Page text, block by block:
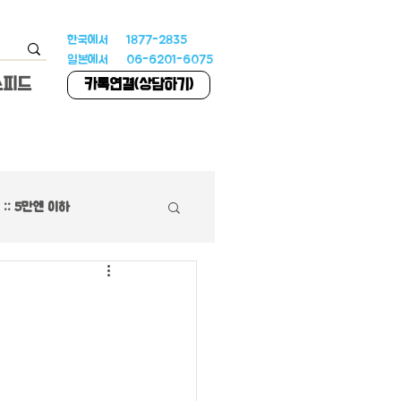
드
한국에서 1877-2835
일본에서 06-6201-6075
카톡연결(상담하기)
:: 5만엔 이하